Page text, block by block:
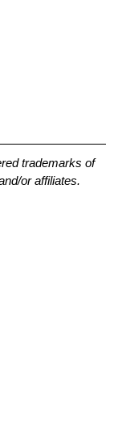
trademarks of
or affiliates.